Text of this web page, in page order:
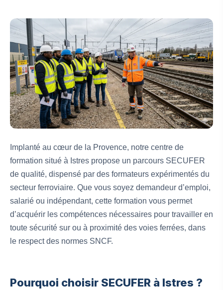
Implanté au cœur de la Provence, notre centre de
formation situé à Istres propose un parcours SECUFER
de qualité, dispensé par des formateurs expérimentés du
secteur ferroviaire. Que vous soyez demandeur d’emploi,
salarié ou indépendant, cette formation vous permet
d’acquérir les compétences nécessaires pour travailler en
toute sécurité sur ou à proximité des voies ferrées, dans
le respect des normes SNCF.
Pourquoi choisir SECUFER à Istres ?